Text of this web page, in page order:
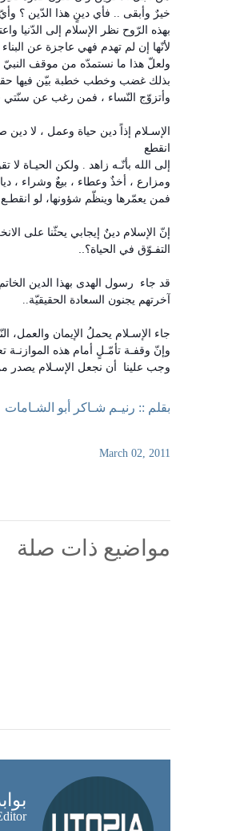
خيرٌ وأبقى .. فأي دينٍ هذا الدّين ؟
بهذه الرّوح نظر الإسلام إلى الدّنيا
لأنّها إن لم تهدم فهي عاجزة عن البناء
ولعلّ هذا ما نستمدّه من موقف النبيّ
بذلك غضب وخطب خطبة بيّن فيها
وأتزوّج النّساء ، فمن رغب عن
الإسـلام إذاً دين حياة وعمل ، لا
انقطع
إلى الله بأنّـه زاهد . ولكن الحيـاة
ومزارع ، أخذٌ وعطاء ، بيعٌ وشراء ،
فمن يعمّرها وينظّم شؤونها، لو
إنّ الإسلام دينٌ إيجابي يحثّنا على
التفـوّق في الحياة؟..
قد جاء رسول الهدى بهذا الدين
آخرتهم يجنون السعادة الحقيقيّة..
جاء الإسـلام يحملُ الإيمان
وإنّ وقفـة تأمّـلٍ أمام هذه
وجب علينا أن نجعل الإسـلام يصدر من
بقلم :: رنيـم شـاكر أبو الشـامات
March 02, 2011
مواضيع ذات صلة